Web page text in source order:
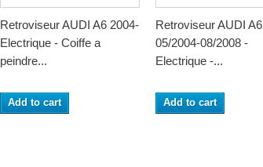
Retroviseur AUDI A6 2004-
Electrique - Coiffe a
peindre...
Add to cart
Retroviseur AUDI A6
05/2004-08/2008 -
Electrique -...
Add to cart